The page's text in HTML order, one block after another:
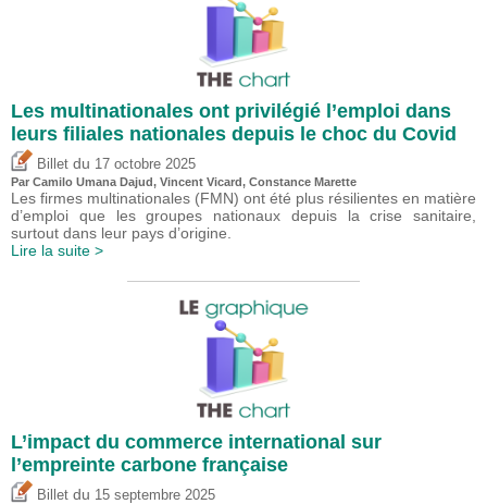
Les multinationales ont privilégié l’emploi dans
leurs filiales nationales depuis le choc du Covid
Billet du 17 octobre 2025
Par Camilo Umana Dajud, Vincent Vicard, Constance Marette
Les firmes multinationales (FMN) ont été plus résilientes en matière
d’emploi que les groupes nationaux depuis la crise sanitaire,
surtout dans leur pays d’origine.
Lire la suite >
L’impact du commerce international sur
l’empreinte carbone française
Billet du 15 septembre 2025